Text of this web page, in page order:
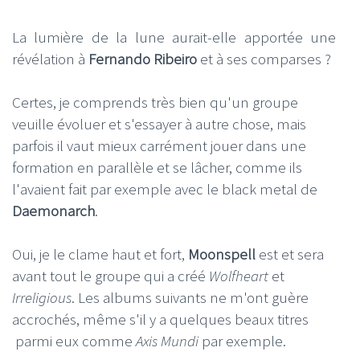
La lumière de la lune aurait-elle apportée une
révélation à Fernando Ribeiro et à ses comparses ?
Certes, je comprends très bien qu'un groupe
veuille évoluer et s'essayer à autre chose, mais
parfois il vaut mieux carrément jouer dans une
formation en parallèle et se lâcher, comme ils
l'avaient fait par exemple avec le black metal de
Daemonarch.
Oui, je le clame haut et fort, Moonspell est et sera
avant tout le groupe qui a créé Wolfheart et
Irreligious. Les albums suivants ne m'ont guère
accrochés, même s'il y a quelques beaux titres
parmi eux comme Axis Mundipar exemple.